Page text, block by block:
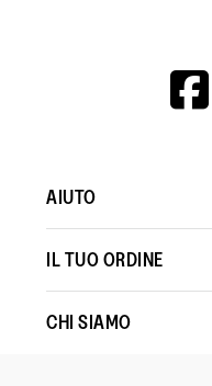
AIUTO
IL TUO ORDINE
CHI SIAMO